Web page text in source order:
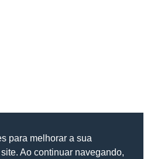
para melhorar a sua
Ao continuar navegando,